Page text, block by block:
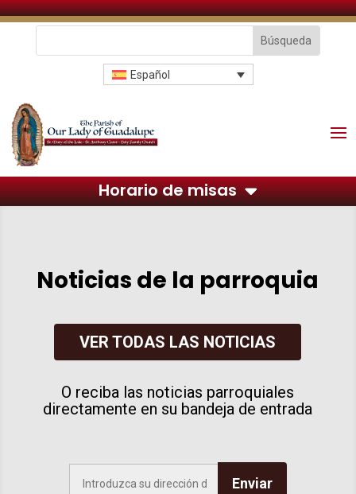
Español
Horario de misas
Noticias de la parroquia
VER TODAS LAS NOTICIAS
O reciba las noticias parroquiales
directamente en su bandeja de entrada
Enviar